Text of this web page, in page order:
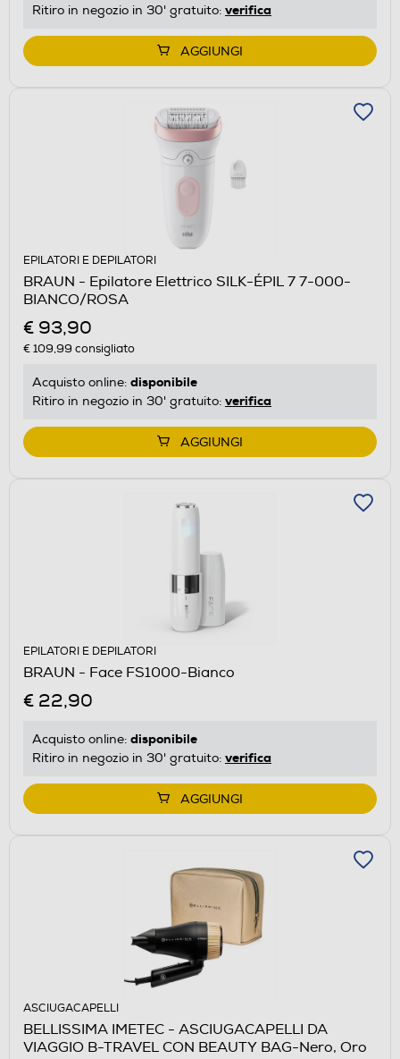
Ritiro in negozio in 30' gratuito: verifica
AGGIUNGI
EPILATORI E DEPILATORI
BRAUN - Epilatore Elettrico SILK-ÉPIL 7 7-000-
BIANCO/ROSA
€ 93,90
€ 109,99 consigliato
Acquisto online: disponibile
Ritiro in negozio in 30' gratuito: verifica
AGGIUNGI
EPILATORI E DEPILATORI
BRAUN - Face FS1000-Bianco
€ 22,90
Acquisto online: disponibile
Ritiro in negozio in 30' gratuito: verifica
AGGIUNGI
ASCIUGACAPELLI
BELLISSIMA IMETEC - ASCIUGACAPELLI DA
VIAGGIO B-TRAVEL CON BEAUTY BAG-Nero, Oro